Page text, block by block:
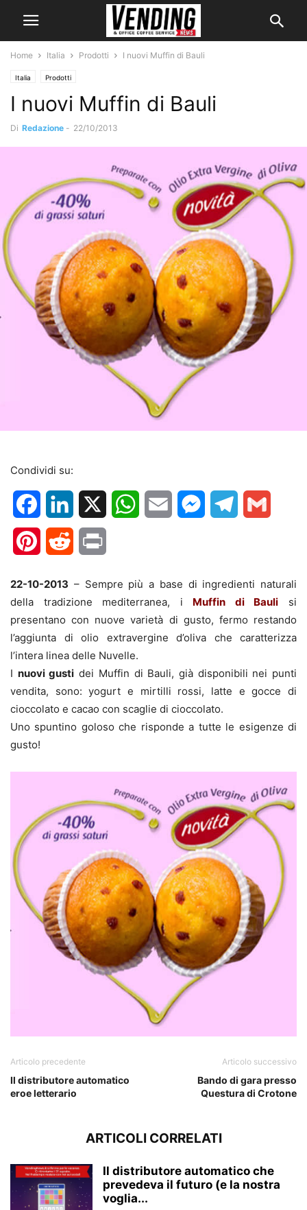
Home Italia Prodotti I nuovi Muffin di Bauli
Italia Prodotti
I nuovi Muffin di Bauli
Di Redazione - 22/10/2013
Condividi su:
FacebookLinkedIn WhatsApp
Email MessengerTelegram
PinterestReddit
22-10-2013 – Sempre più a base di ingredienti naturali
della tradizione mediterranea, i Muffin di Bauli
si
presentano con nuove varietà di gusto, fermo restando
l’aggiunta di olio extravergine d’oliva che caratterizza
l’intera linea delle Nuvelle.
I nuovi gusti dei Muffin di Bauli, già disponibili nei punti
vendita, sono: yogurt e mirtilli rossi, latte e gocce di
cioccolato e cacao con scaglie di cioccolato.
Uno spuntino goloso che risponde a tutte le esigenze di
gusto!
Articolo precedente
Il distributore automatico
eroe letterario
Articolo successivo
Bando di gara presso
Questura di Crotone
ARTICOLI CORRELATI
Il distributore automatico che
prevedeva il futuro (e la nostra
voglia...